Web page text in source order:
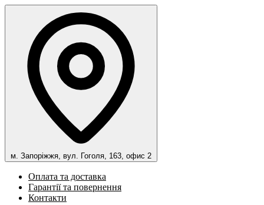
м. Запоріжжя, вул. Гоголя, 163, офис 2
Оплата та доставка
Гарантії та повернення
Контакти